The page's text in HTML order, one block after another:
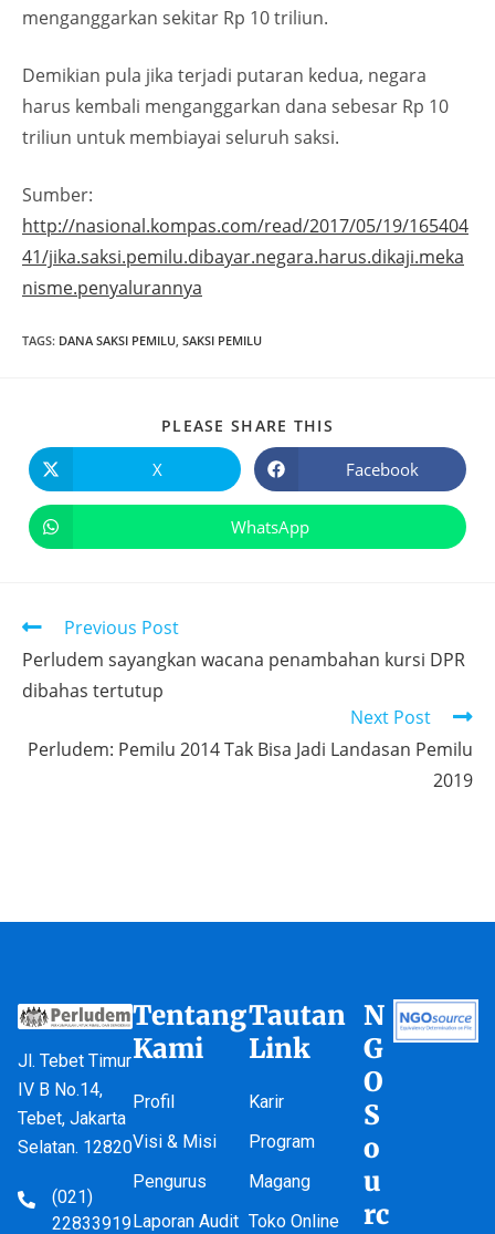
menganggarkan sekitar Rp 10 triliun.
Demikian pula jika terjadi putaran kedua, negara
harus kembali menganggarkan dana sebesar Rp 10
triliun untuk membiayai seluruh saksi.
Sumber:
http://nasional.kompas.com/read/2017/05/19/165404
41/jika.saksi.pemilu.dibayar.negara.harus.dikaji.meka
nisme.penyalurannya
TAGS: DANA SAKSI PEMILU, SAKSI PEMILU
PLEASE SHARE THIS
X Facebook
WhatsApp
Previous Post
Perludem sayangkan wacana penambahan kursi DPR
dibahas tertutup
Next Post
Perludem: Pemilu 2014 Tak Bisa Jadi Landasan Pemilu
2019
Jl. Tebet Timur
IV B No.14,
Tebet, Jakarta
Selatan. 12820
(021)
22833919
Tentang
Kami
Profil
Visi & Misi
Pengurus
Laporan Audit
Tautan
Link
Karir
Program
Magang
Toko Online
N
G
O
S
o
u
rc